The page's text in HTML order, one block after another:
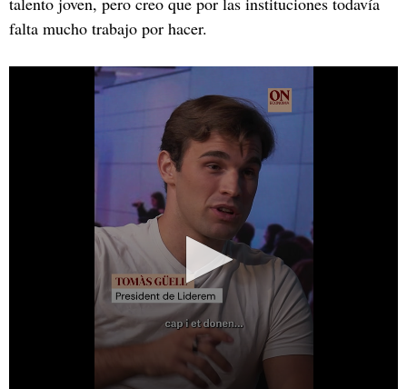
falta mucho trabajo por hacer.